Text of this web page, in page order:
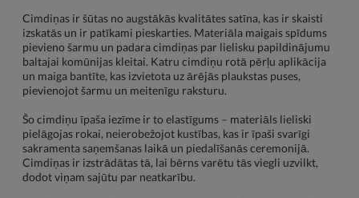
Cimdiņas ir šūtas no augstākās kvalitātes satīna, kas ir skaisti
izskatās un ir patīkami pieskarties. Materiāla maigais spīdums
pievieno šarmu un padara cimdiņas par lielisku papildinājumu
baltajai komūnijas kleitai. Katru cimdiņu rotā pērļu aplikācija
un maiga bantīte, kas izvietota uz ārējās plaukstas puses,
pievienojot šarmu un meitenīgu raksturu.
Šo cimdiņu īpaša iezīme ir to elastīgums – materiāls lieliski
pielāgojas rokai, neierobežojot kustības, kas ir īpaši svarīgi
sakramenta saņemšanas laikā un piedalīšanās ceremonijā.
Cimdiņas ir izstrādātas tā, lai bērns varētu tās viegli uzvilkt,
dodot viņam sajūtu par neatkarību.